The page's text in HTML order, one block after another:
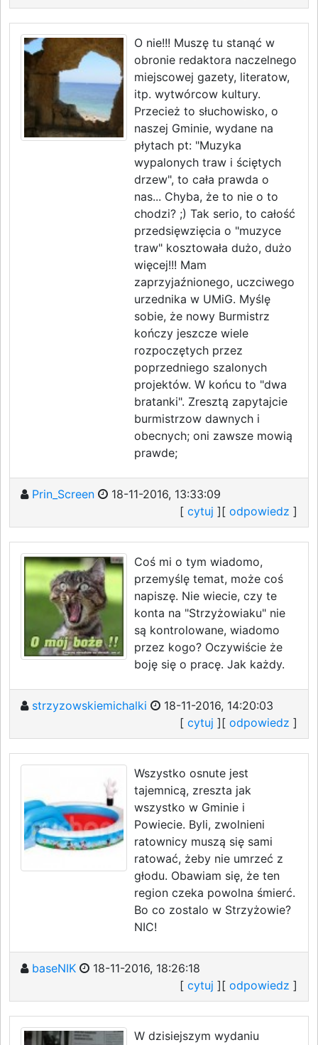
O nie!!! Muszę tu stanąć w
obronie redaktora naczelnego
miejscowej gazety, literatow,
itp. wytwórcow kultury.
Przecież to słuchowisko, o
naszej Gminie, wydane na
płytach pt: "Muzyka
wypalonych traw i ściętych
drzew", to cała prawda o
nas... Chyba, że to nie o to
chodzi? ;) Tak serio, to całość
przedsięwzięcia o "muzyce
traw" kosztowała dużo, dużo
więcej!!! Mam
zaprzyjaźnionego, uczciwego
urzednika w UMiG. Myślę
sobie, że nowy Burmistrz
kończy jeszcze wiele
rozpoczętych przez
poprzedniego szalonych
projektów. W końcu to "dwa
bratanki". Zresztą zapytajcie
burmistrzow dawnych i
obecnych; oni zawsze mowią
prawde;
Prin_Screen
18-11-2016, 13:33:09
[ cytuj ][ odpowiedz ]
Coś mi o tym wiadomo,
przemyślę temat, może coś
napiszę. Nie wiecie, czy te
konta na "Strzyżowiaku" nie
są kontrolowane, wiadomo
przez kogo? Oczywiście że
boję się o pracę. Jak każdy.
strzyzowskiemichalki
18-11-2016, 14:20:03
[ cytuj ][ odpowiedz ]
Wszystko osnute jest
tajemnicą, zreszta jak
wszystko w Gminie i
Powiecie. Byli, zwolnieni
ratownicy muszą się sami
ratować, żeby nie umrzeć z
głodu. Obawiam się, że ten
region czeka powolna śmierć.
Bo co zostalo w Strzyżowie?
NIC!
baseNIK
18-11-2016, 18:26:18
[ cytuj ][ odpowiedz ]
W dzisiejszym wydaniu